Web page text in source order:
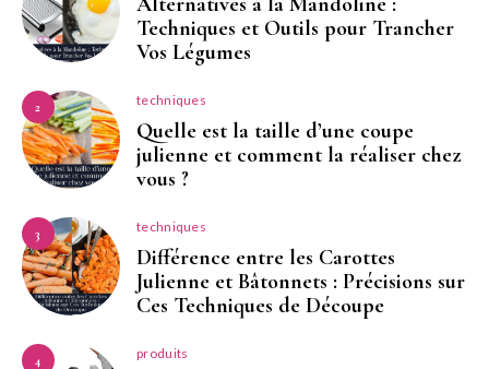
Techniques et Outils pour Trancher
Vos Légumes
2 techniques
Quelle est la taille d’une coupe
julienne et comment la réaliser chez
vous ?
3 techniques
Différence entre les Carottes
Julienne et Bâtonnets : Précisions sur
Ces Techniques de Découpe
4 produits